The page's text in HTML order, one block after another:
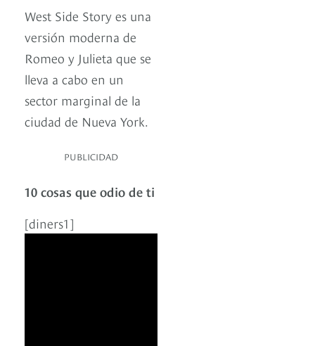
West Side Story es una
versión moderna de
Romeo y Julieta que se
lleva a cabo en un
sector marginal de la
ciudad de Nueva York.
PUBLICIDAD
10 cosas que odio de ti
[diners1]